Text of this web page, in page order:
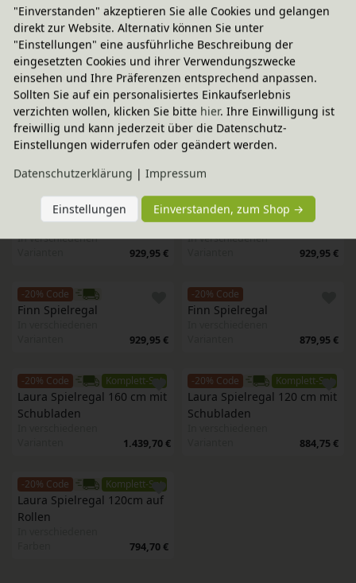
Finn Spielregal mit
Regalboxen
In verschiedenen
Varianten
1.229,75 €
Finn Spielregal mit
Regalboxen
In verschiedenen
Varianten
1.339,75 €
-20% Code Komplett-Set
Finn Spielregal mit
Regalboxen
In verschiedenen
Varianten
1.179,75 €
-20% Code Komplett-Set
Finn Spielregal mit
Regalboxen
In verschiedenen
-20% Code
Finn Spielregal
In verschiedenen
929,95 €
-20% Code
Finn Spielregal
In verschiedenen
929,95 €
-20% Code
Finn Spielregal
929,95 €
-20% Code
Finn Spielregal
879,95 €
-20% Code Komplett-Set
Laura Spielregal 160 cm mit
Schubladen
1.439,70 €
-20% Code Komplett-Set
Laura Spielregal 120 cm mit
Schubladen
884,75 €
-20% Code Komplett-Set
Laura Spielregal 120cm auf
Rollen
794,70 €
"Einverstanden" akzeptieren Sie alle Cookies und gelangen
direkt zur Website. Alternativ können Sie unter
"Einstellungen" eine ausführliche Beschreibung der
eingesetzten Cookies und ihrer Verwendungszwecke
einsehen und Ihre Präferenzen entsprechend anpassen.
Sollten Sie auf ein personalisiertes Einkaufserlebnis
verzichten wollen, klicken Sie bitte hier. Ihre Einwilligung ist
freiwillig und kann jederzeit über die Datenschutz-
Einstellungen widerrufen oder geändert werden.
Daten­schutz­erklärung | Impressum
Einstellungen Einverstanden, zum Shop →